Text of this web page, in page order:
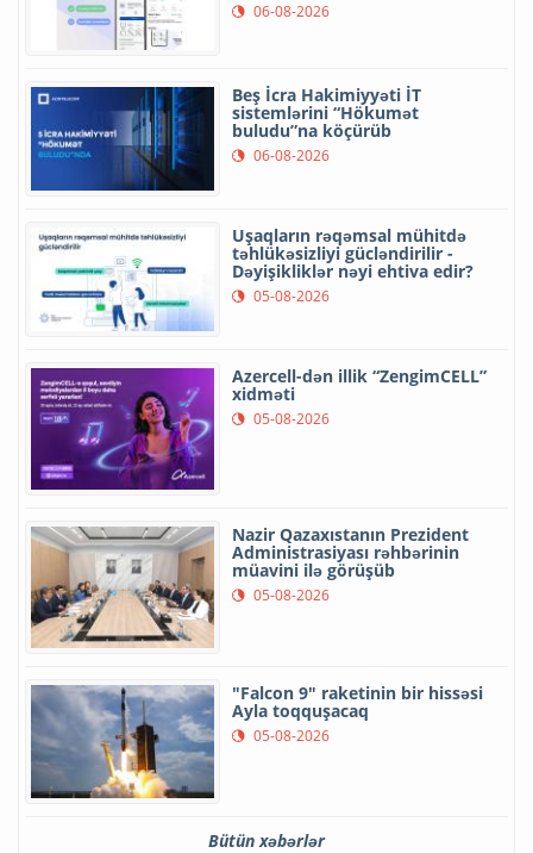
06-08-2026
Beş İcra Hakimiyyəti İT
sistemlərini “Hökumət
buludu”na köçürüb
06-08-2026
Uşaqların rəqəmsal mühitdə
təhlükəsizliyi gücləndirilir -
Dəyişikliklər nəyi ehtiva edir?
05-08-2026
Azercell-dən illik “ZengimCELL”
xidməti
05-08-2026
Nazir Qazaxıstanın Prezident
Administrasiyası rəhbərinin
müavini ilə görüşüb
05-08-2026
"Falcon 9" raketinin bir hissəsi
Ayla toqquşacaq
05-08-2026
Bütün xəbərlər